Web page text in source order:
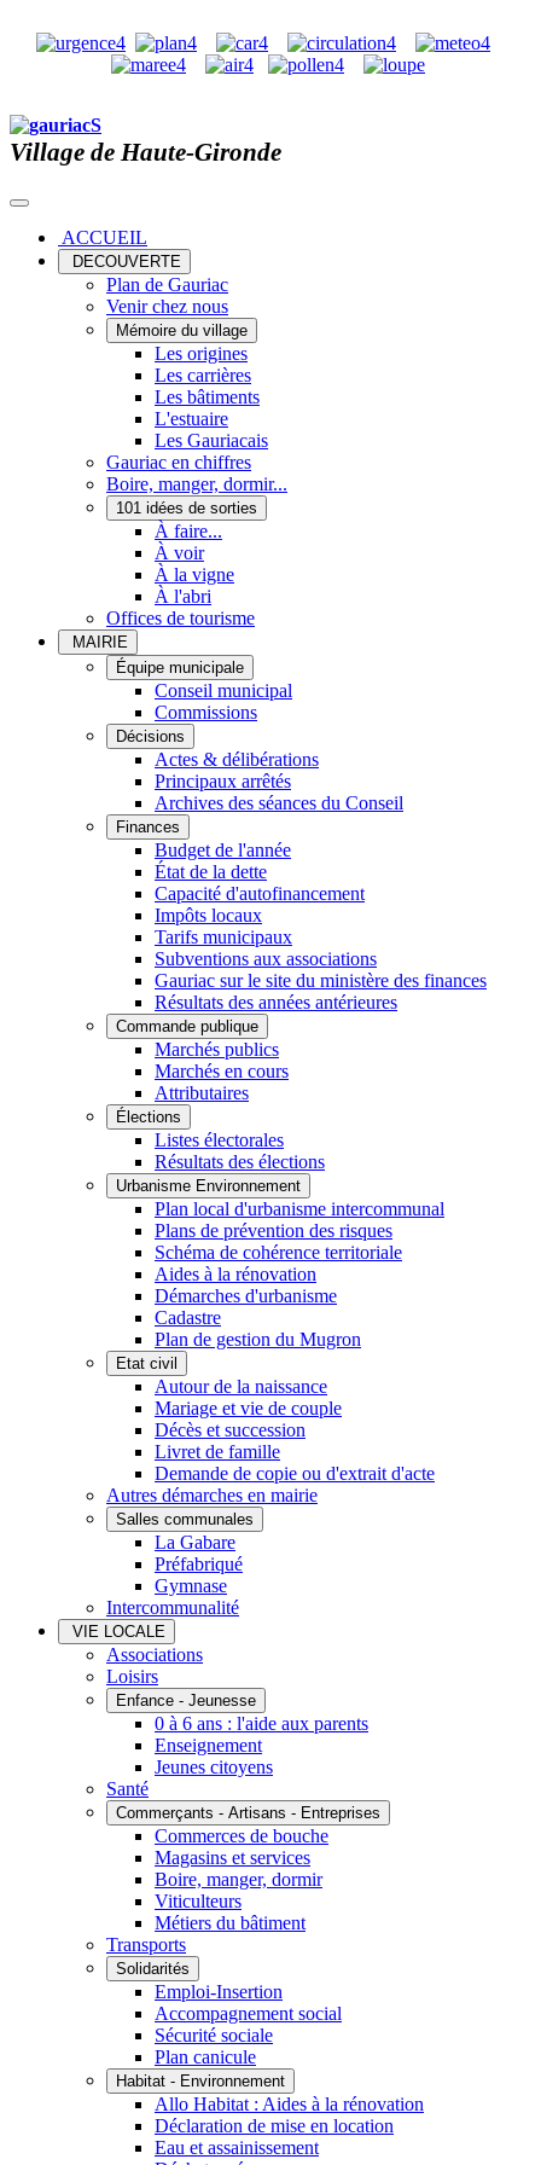
Village de Haute-Gironde
ACCUEIL
DECOUVERTE
Plan de Gauriac
Venir chez nous
Mémoire du village
Les origines
Les carrières
Les bâtiments
L'estuaire
Les Gauriacais
Gauriac en chiffres
Boire, manger, dormir...
101 idées de sorties
À faire...
À voir
À la vigne
À l'abri
Offices de tourisme
MAIRIE
Équipe municipale
Conseil municipal
Commissions
Décisions
Actes & délibérations
Principaux arrêtés
Archives des séances du Conseil
Finances
Budget de l'année
État de la dette
Capacité d'autofinancement
Impôts locaux
Tarifs municipaux
Subventions aux associations
Gauriac sur le site du ministère des finances
Résultats des années antérieures
Commande publique
Marchés publics
Marchés en cours
Attributaires
Élections
Listes électorales
Résultats des élections
Urbanisme Environnement
Plan local d'urbanisme intercommunal
Plans de prévention des risques
Schéma de cohérence territoriale
Aides à la rénovation
Démarches d'urbanisme
Cadastre
Plan de gestion du Mugron
Etat civil
Autour de la naissance
Mariage et vie de couple
Décès et succession
Livret de famille
Demande de copie ou d'extrait d'acte
Autres démarches en mairie
Salles communales
La Gabare
Préfabriqué
Gymnase
Intercommunalité
VIE LOCALE
Associations
Loisirs
Enfance - Jeunesse
0 à 6 ans : l'aide aux parents
Enseignement
Jeunes citoyens
Santé
Commerçants - Artisans - Entreprises
Commerces de bouche
Magasins et services
Boire, manger, dormir
Viticulteurs
Métiers du bâtiment
Transports
Solidarités
Emploi-Insertion
Accompagnement social
Sécurité sociale
Plan canicule
Habitat - Environnement
Allo Habitat : Aides à la rénovation
Déclaration de mise en location
Eau et assainissement